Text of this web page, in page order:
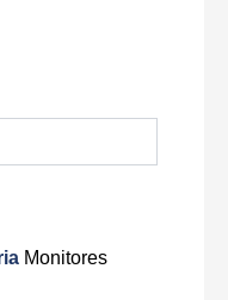
Monitores